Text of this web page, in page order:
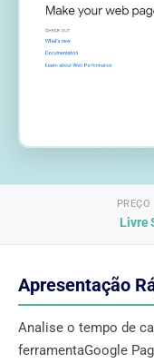
PREÇO
Livre
Apresentação
Analise o tempo de
ferramentaGoogle